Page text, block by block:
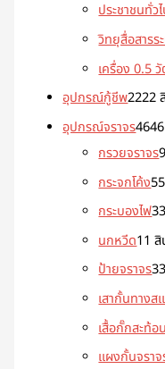
ประชาชนทั่ว
วิทยุสื่อสารร
เครื่อง 0.5
อุปกรณ์กู้ชีพ2222
อุปกรณ์จราจร46
กรวยจราจร
กระจกโค้ง5
กระบองไฟ3
นกหวีด11 สิ
ป้ายจราจร3
เสากั้นทางส
เสื้อกั๊กสะท้อ
แผงกั้นจรา